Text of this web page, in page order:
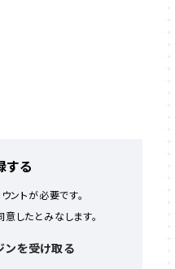
する
ントが必要です。
意したとみなします。
ンを受け取る